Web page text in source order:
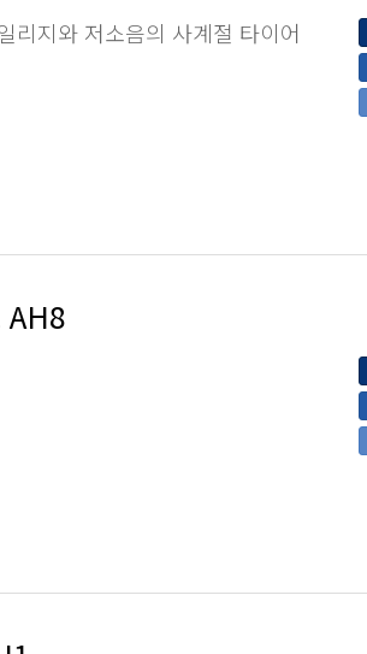
리지와 저소음의 사계절 타이어
AH8